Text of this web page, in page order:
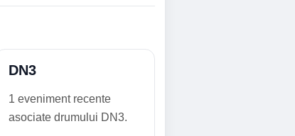
DN3
1 eveniment recente
asociate drumului DN3.